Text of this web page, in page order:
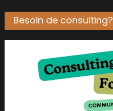
Besoin de consulting?